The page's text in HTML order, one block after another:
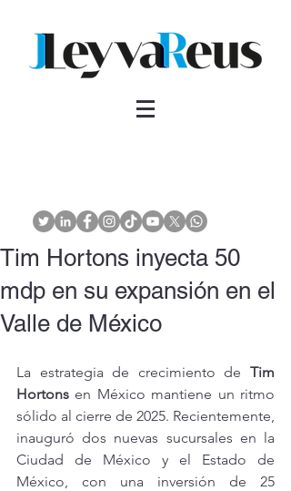
Tim Hortons inyecta 50
mdp en su expansión en el
Valle de México
La estrategia de crecimiento de Tim
Hortons en México mantiene un ritmo
sólido al cierre de 2025. Recientemente,
inauguró dos nuevas sucursales en la
Ciudad de México y el Estado de
México, con una inversión de 25